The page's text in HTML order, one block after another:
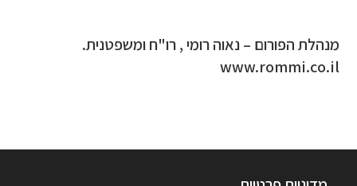
מנהלת הפורום – נאוה רומי , רו"ח ומשפטנית.
www.rommi.co.il